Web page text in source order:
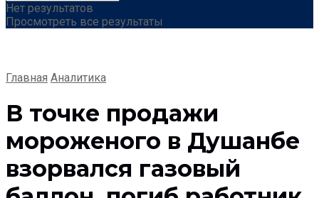
Нет результатов
Просмотреть все результаты
Главная Аналитика
В точке продажи
мороженого в Душанбе
взорвался газовый